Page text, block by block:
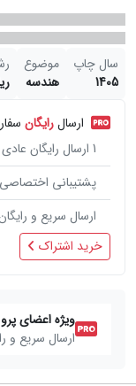
سال چاپ
1405
موضوع
هندسه
ارسالرایگان
1 ارسال رایگان عادی
پشتیبانی اختصاصی
ارسال سریع و
خرید اشتراک
ویژه اعضای پرو
ارسال سریع و